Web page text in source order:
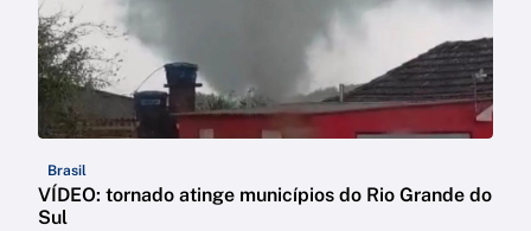
Brasil
VÍDEO: tornado atinge municípios do Rio Grande do
Sul